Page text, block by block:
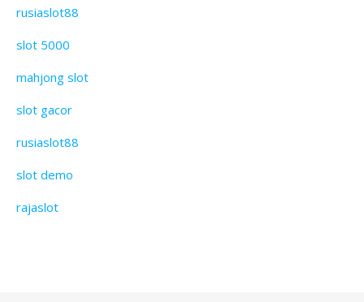
rusiaslot88
slot 5000
mahjong slot
slot gacor
rusiaslot88
slot demo
rajaslot